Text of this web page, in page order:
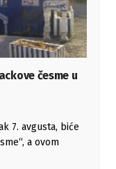
česme u
7. avgusta, biće
a ovom